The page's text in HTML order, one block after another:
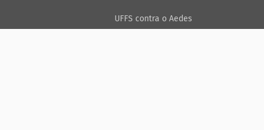
UFFS contra o Aedes